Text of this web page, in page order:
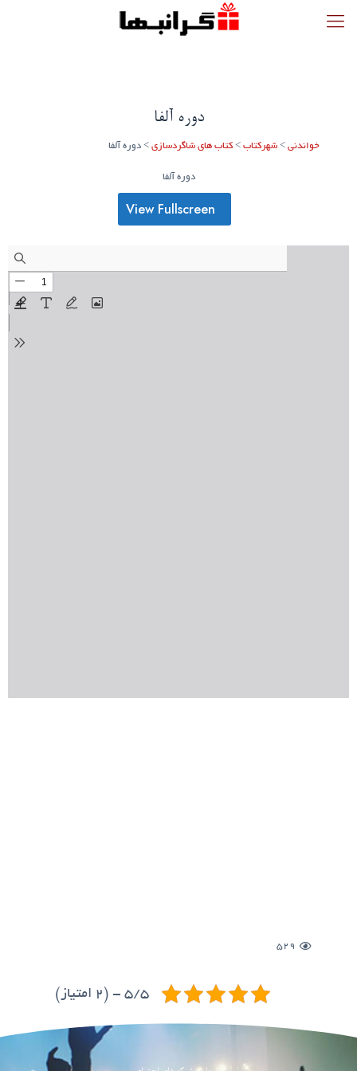
دوره آلفا
خواندنی> شهرکتاب> کتاب های شاگردسازی> دوره آلفا
دوره آلفا
View Fullscreen
529
5/5 - (2 امتیاز)